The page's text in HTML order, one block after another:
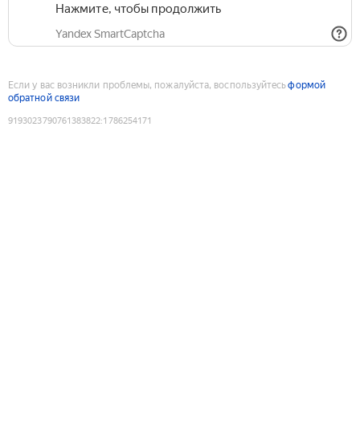
Нажмите, чтобы продолжить
Yandex SmartCaptcha
Если у вас возникли проблемы, пожалуйста, воспользуйтесьформой
обратной связи
9193023790761383822:1786254171